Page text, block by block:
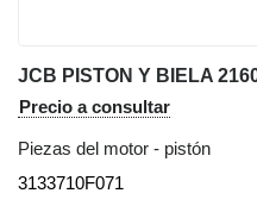
Precio a consultar
Piezas del motor - pistón
3133710F071